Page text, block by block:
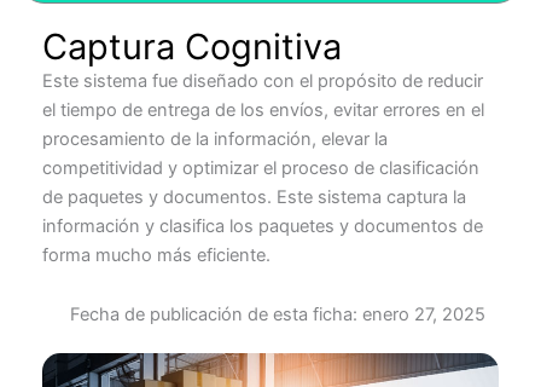
Captura Cognitiva
Este sistema fue diseñado con el propósito de reducir
el tiempo de entrega de los envíos, evitar errores en el
procesamiento de la información, elevar la
competitividad y optimizar el proceso de clasificación
de paquetes y documentos. Este sistema captura la
información y clasifica los paquetes y documentos de
forma mucho más eficiente.
Fecha de publicación de esta ficha: enero 27, 2025